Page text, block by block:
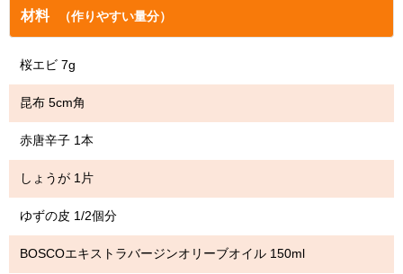
材料 （作りやすい量分）
桜エビ 7g
昆布 5cm角
赤唐辛子 1本
しょうが 1片
ゆずの皮 1/2個分
BOSCOエキストラバージンオリーブオイル 150ml